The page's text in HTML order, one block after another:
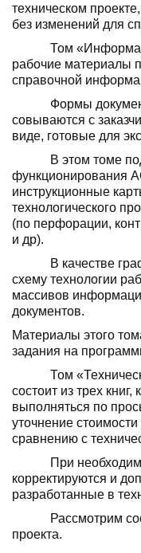
техническом
без изменений для
Том
рабочие материалы
справочной
Формы
совываются с
виде, готовые для
В этом томе
функционирования
инструкционные
технологического
(по перфорации,
и др).
В качестве
схему технологии
массивов
документов.
Материалы этого
задания на
Том
состоит из трех
выполняться по
уточнение
сравнению с
При
корректируются и
разработанные в
Рассмотрим
проекта.